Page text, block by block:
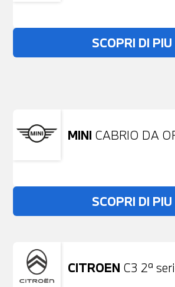
SCOPRI DI PIU
Non stai trovando ciò
MINI CABRIO DA
SCOPRI DI PIU
CITROEN C3 2ª
Usato